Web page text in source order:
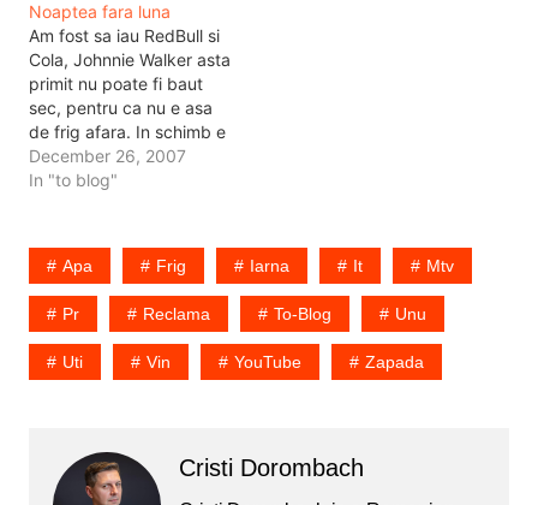
unde viscol puternic, de
unde drumuri inzapezite,
de unde iarna grea.
Pentru ca foarte multi m-
au intrebat…
Noaptea fara luna
Am fost sa iau RedBull si
Cola, Johnnie Walker asta
primit nu poate fi baut
sec, pentru ca nu e asa
de frig afara. In schimb e
luna ascunsa undeva, sau
nu e deloc. E frig, e iarna,
tigarea sau…
December 26, 2007
In "to blog"
Apa Frig Iarna It Mtv
Pr Reclama To-Blog Unu
Uti Vin YouTube Zapada
Cristi Dorombach